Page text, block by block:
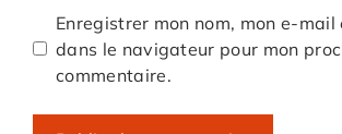
Enregistrer mon nom, mon e-mail
dans le navigateur pour mon
commentaire.